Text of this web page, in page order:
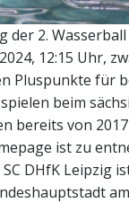
der 2.
12:15 Uhr,
Pluspunkte für
spielen beim
bereits von
ist zu
DHfK Leipzig